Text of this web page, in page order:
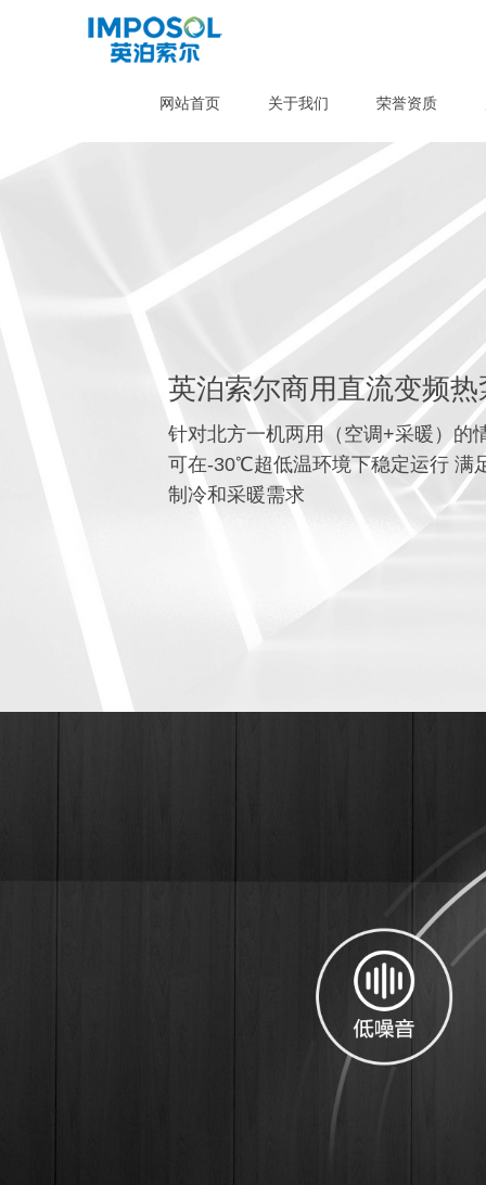
网站首页 关于我们 荣誉资质
英泊索尔商用直流变频
针对北方一机两用（空调+采暖）的
可在-30℃超低温环境下稳定运行 满
制冷和采暖需求